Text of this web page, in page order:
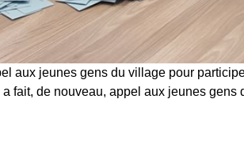
aux jeunes gens du village pour
fait, de nouveau, appel aux jeunes